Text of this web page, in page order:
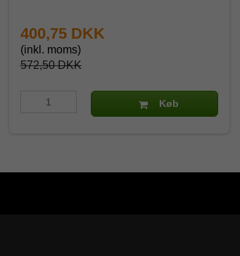
572,50 DKK
400,75 DKK
(inkl. moms)
Køb